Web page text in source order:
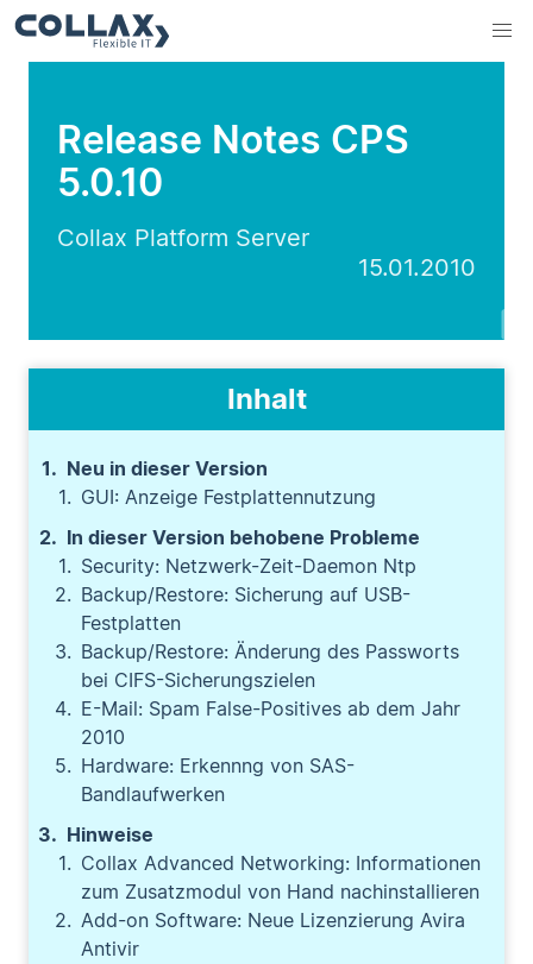
Release Notes CPS
5.0.10
Collax Platform Server
15.01.2010
Inhalt
Neu in dieser Version
GUI: Anzeige Festplattennutzung
In dieser Version behobene Probleme
Security: Netzwerk-Zeit-Daemon Ntp
Backup/Restore: Sicherung auf USB-
Festplatten
Backup/Restore: Änderung des Passworts
bei CIFS-Sicherungszielen
E-Mail: Spam False-Positives ab dem Jahr
2010
Hardware: Erkennng von SAS-
Bandlaufwerken
Hinweise
Collax Advanced Networking: Informationen
zum Zusatzmodul von Hand nachinstallieren
Add-on Software: Neue Lizenzierung Avira
Antivir